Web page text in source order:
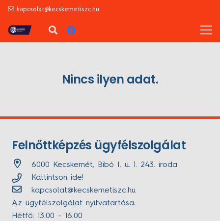
kapcsolat@kecskemetiszc.hu
Nincs ilyen adat.
Felnőttképzés ügyfélszolgálat
6000 Kecskemét, Bibó I. u. 1. 243. iroda
Kattintson ide!
kapcsolat@kecskemetiszc.hu
Az ügyfélszolgálat nyitvatartása:
Hétfő: 13:00 – 16:00